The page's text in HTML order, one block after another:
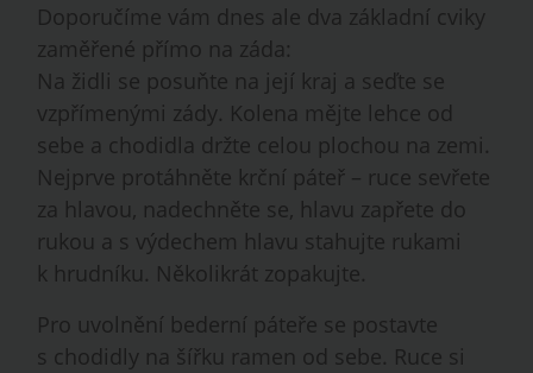
Doporučíme vám dnes ale dva základní cviky
zaměřené přímo na záda:
Na židli se posuňte na její kraj a seďte se
vzpřímenými zády. Kolena mějte lehce od
sebe a chodidla držte celou plochou na zemi.
Nejprve protáhněte krční páteř – ruce sevřete
za hlavou, nadechněte se, hlavu zapřete do
rukou a s výdechem hlavu stahujte rukami
k hrudníku. Několikrát zopakujte.
Pro uvolnění bederní páteře se postavte
s chodidly na šířku ramen od sebe. Ruce si